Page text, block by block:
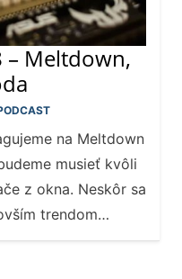
– Meltdown,
na Meltdown
musieť kvôli
z okna. Neskôr sa
trendom…